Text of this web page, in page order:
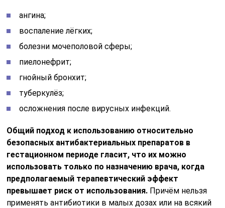
ангина;
воспаление лёгких;
болезни мочеполовой сферы;
пиелонефрит;
гнойный бронхит;
туберкулёз;
осложнения после вирусных инфекций.
Общий подход к использованию относительно
безопасных антибактериальных препаратов в
гестационном периоде гласит, что их можно
использовать только по назначению врача, когда
предполагаемый терапевтический эффект
превышает риск от использования. Причём нельзя
применять антибиотики в малых дозах или на всякий